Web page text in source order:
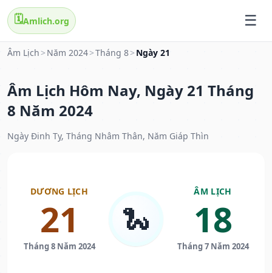
🗓️Amlich.org
Âm Lịch > Năm 2024>Tháng 8> Ngày 21
Âm Lịch Hôm Nay, Ngày 21 Tháng
8 Năm 2024
Ngày Đinh Tỵ, Tháng Nhâm Thân, Năm Giáp Thìn
DƯƠNG LỊCH
21
Tháng 8 Năm 2024
🐍
ÂM LỊCH
18
Tháng 7 Năm 2024